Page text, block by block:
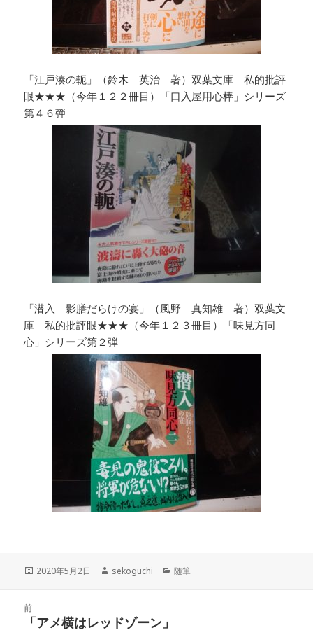
「江戸湊の軛」（鈴木 英治 著）双葉文庫 私的批評
眼★★★（今年１２２冊目）「口入屋用心棒」シリーズ
第４６弾
「潜入 影膳だらけの宴」（風野 真知雄 著）双葉文
庫 私的批評眼★★★（今年１２３冊目）「味見方同
心」シリーズ第２弾
投
2020年5月2日
作
sekoguchi
カ
随筆
前
前「アメ横はレッドゾーン」